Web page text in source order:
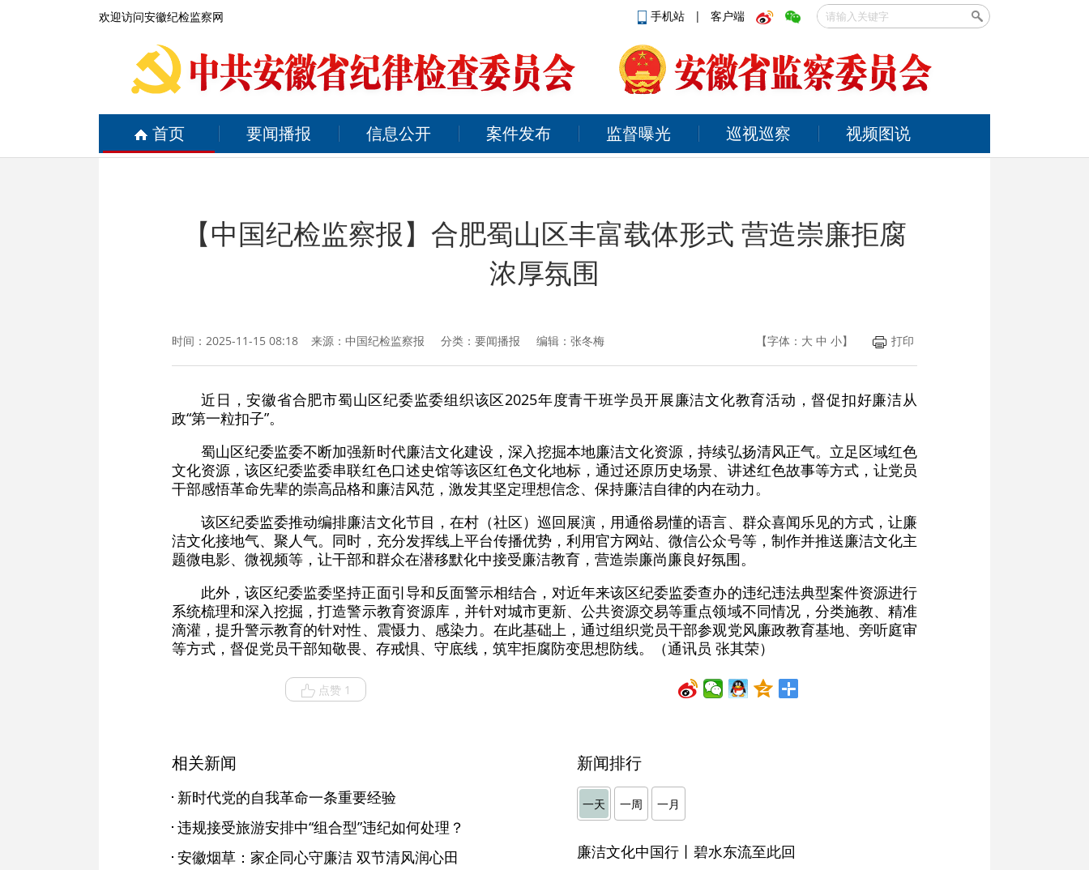
欢迎访问安徽纪检监察网 手机站 | 客户端
首页 要闻播报 信息公开 案件发布 监督曝光 巡视巡察 视频图说
【中国纪检监察报】合肥蜀山区丰富载体形式 营造崇廉拒腐
浓厚氛围
时间：2025-11-15 08:18 来源： 中国纪检监察报 分类：要闻播报 编辑：张冬梅 【字体： 大 中 小】 打印
近日，安徽省合肥市蜀山区纪委监委组织该区2025年度青干班学员开展廉洁文化教育活动，督促扣好廉洁从
政“第一粒扣子”。
蜀山区纪委监委不断加强新时代廉洁文化建设，深入挖掘本地廉洁文化资源，持续弘扬清风正气。立足区域红色
文化资源，该区纪委监委串联红色口述史馆等该区红色文化地标，通过还原历史场景、讲述红色故事等方式，让党员
干部感悟革命先辈的崇高品格和廉洁风范，激发其坚定理想信念、保持廉洁自律的内在动力。
该区纪委监委推动编排廉洁文化节目，在村（社区）巡回展演，用通俗易懂的语言、群众喜闻乐见的方式，让廉
洁文化接地气、聚人气。同时，充分发挥线上平台传播优势，利用官方网站、微信公众号等，制作并推送廉洁文化主
题微电影、微视频等，让干部和群众在潜移默化中接受廉洁教育，营造崇廉尚廉良好氛围。
此外，该区纪委监委坚持正面引导和反面警示相结合，对近年来该区纪委监委查办的违纪违法典型案件资源进行
系统梳理和深入挖掘，打造警示教育资源库，并针对城市更新、公共资源交易等重点领域不同情况，分类施教、精准
滴灌，提升警示教育的针对性、震慑力、感染力。在此基础上，通过组织党员干部参观党风廉政教育基地、旁听庭审
等方式，督促党员干部知敬畏、存戒惧、守底线，筑牢拒腐防变思想防线。（通讯员 张其荣）
点赞 1
相关新闻
新时代党的自我革命一条重要经验
违规接受旅游安排中“组合型”违纪如何处理？
安徽烟草：家企同心守廉洁 双节清风润心田
新闻排行
一天 一周 一月
廉洁文化中国行丨碧水东流至此回